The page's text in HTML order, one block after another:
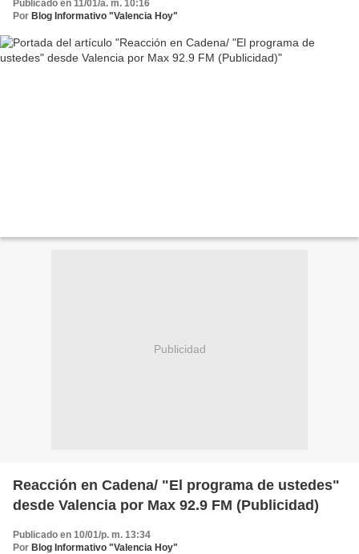
Publicado en 11/01/a. m. 10:16
Por Blog Informativo "Valencia Hoy"
Publicidad
Reacción en Cadena/ "El programa de ustedes"
desde Valencia por Max 92.9 FM (Publicidad)
Publicado en 10/01/p. m. 13:34
Por Blog Informativo "Valencia Hoy"